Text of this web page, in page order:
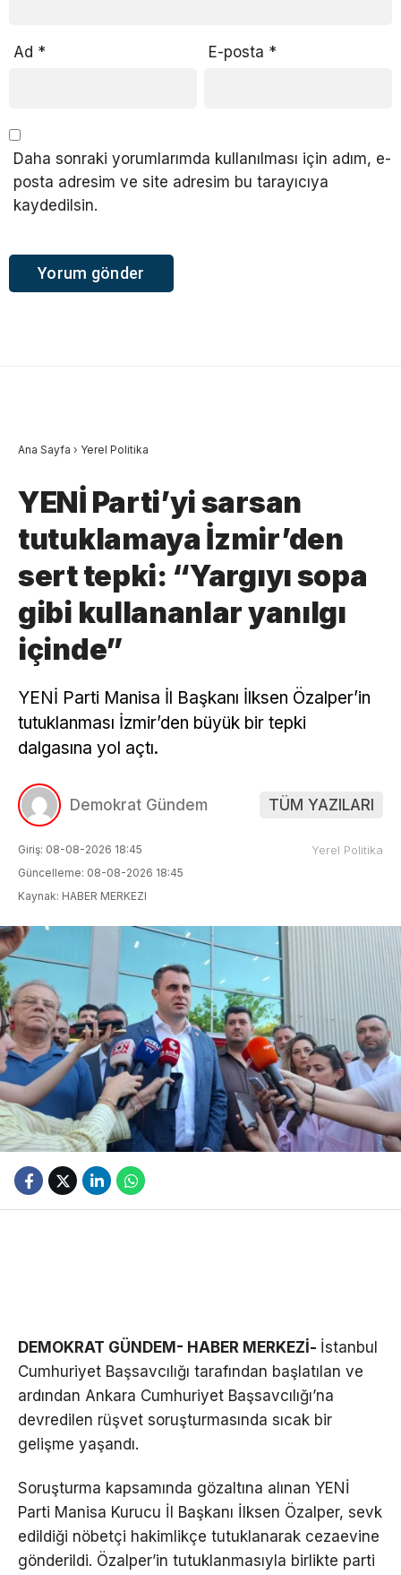
Ad * E-posta *
Daha sonraki yorumlarımda kullanılması için adım, e-
posta adresim ve site adresim bu tarayıcıya
kaydedilsin.
Ana Sayfa › Yerel Politika
YENİ Parti’yi sarsan
tutuklamaya İzmir’den
sert tepki: “Yargıyı sopa
gibi kullananlar yanılgı
içinde”
YENİ Parti Manisa İl Başkanı İlksen Özalper’in
tutuklanması İzmir’den büyük bir tepki
dalgasına yol açtı.
Demokrat Gündem TÜM YAZILARI
Giriş: 08-08-2026 18:45
Güncelleme: 08-08-2026 18:45
Kaynak: HABER MERKEZI
Yerel Politika
DEMOKRAT GÜNDEM- HABER MERKEZİ- İstanbul
Cumhuriyet Başsavcılığı tarafından başlatılan ve
ardından Ankara Cumhuriyet Başsavcılığı’na
devredilen rüşvet soruşturmasında sıcak bir
gelişme yaşandı.
Soruşturma kapsamında gözaltına alınan YENİ
Parti Manisa Kurucu İl Başkanı İlksen Özalper, sevk
edildiği nöbetçi hakimlikçe tutuklanarak cezaevine
gönderildi. Özalper’in tutuklanmasıyla birlikte parti